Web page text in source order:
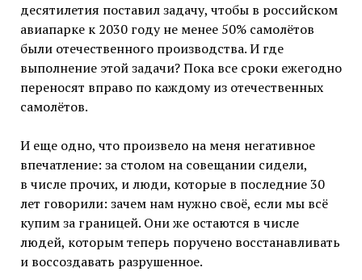
десятилетия поставил задачу, чтобы в российском
авиапарке к 2030 году не менее 50% самолётов
были отечественного производства. И где
выполнение этой задачи? Пока все сроки ежегодно
переносят вправо по каждому из отечественных
самолётов.
И еще одно, что произвело на меня негативное
впечатление: за столом на совещании сидели,
в числе прочих, и люди, которые в последние 30
лет говорили: зачем нам нужно своё, если мы всё
купим за границей. Они же остаются в числе
людей, которым теперь поручено восстанавливать
и воссоздавать разрушенное.